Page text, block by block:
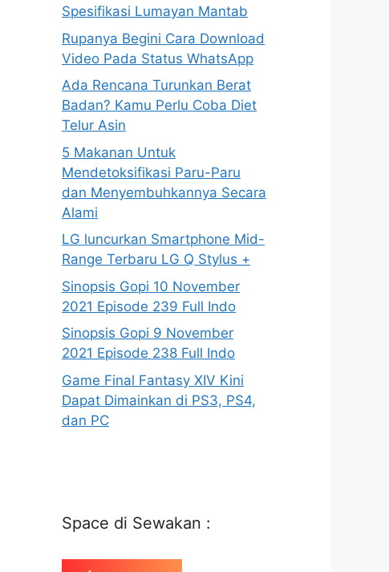
Spesifikasi Lumayan Mantab
Rupanya Begini Cara Download
Video Pada Status WhatsApp
Ada Rencana Turunkan Berat
Badan? Kamu Perlu Coba Diet
Telur Asin
5 Makanan Untuk
Mendetoksifikasi Paru-Paru
dan Menyembuhkannya Secara
Alami
LG luncurkan Smartphone Mid-
Range Terbaru LG Q Stylus +
Sinopsis Gopi 10 November
2021 Episode 239 Full Indo
Sinopsis Gopi 9 November
2021 Episode 238 Full Indo
Game Final Fantasy XIV Kini
Dapat Dimainkan di PS3, PS4,
dan PC
Space di Sewakan :